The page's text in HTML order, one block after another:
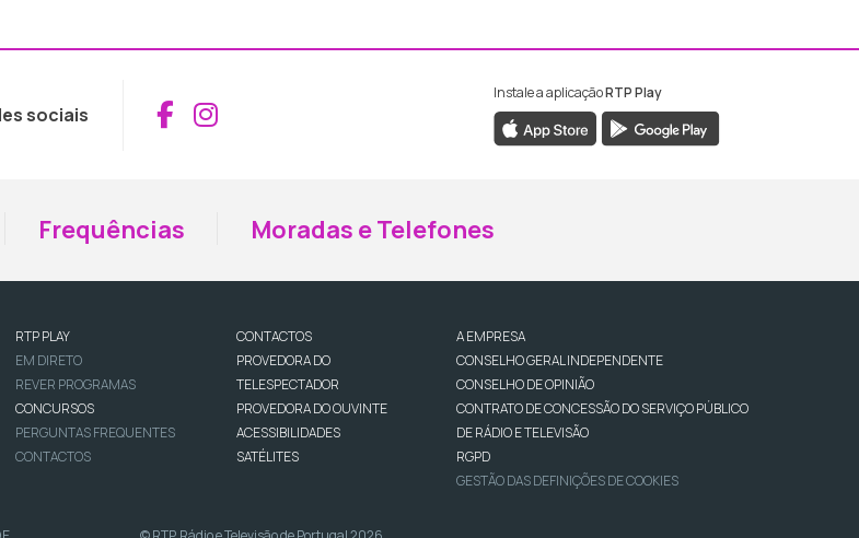
sociais Aceder ao Facebook da RTP Madeira
Aceder ao Instagram da RTP Madeira
Instale a aplicaçãoRTP Play
Frequências Moradas e Telefones
RTP PLAY
EM DIRETO
REVER PROGRAMAS
CONCURSOS
PERGUNTAS FREQUENTES
CONTACTOS
CONTACTOS
PROVEDORA DO
TELESPECTADOR
PROVEDORA DO OUVINTE
ACESSIBILIDADES
SATÉLITES
A EMPRESA
CONSELHO GERAL INDEPENDENTE
CONSELHO DE OPINIÃO
CONTRATO DE CONCESSÃO DO SERVIÇO PÚBLICO
DE RÁDIO E TELEVISÃO
RGPD
GESTÃO DAS DEFINIÇÕES DE COOKIES